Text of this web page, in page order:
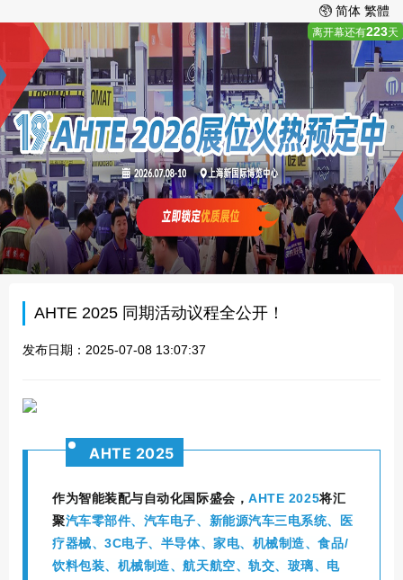
简体 繁體
离开幕还有223天
AHTE 2025 同期活动议程全公开！
发布日期：2025-07-08 13:07:37
AHTE 2025
作为智能装配与自动化国际盛会，AHTE 2025将汇
聚汽车零部件、汽车电子、新能源汽车三电系统、医
疗器械、3C电子、半导体、家电、机械制造、食品/
饮料包装、机械制造、航天航空、轨交、玻璃、电